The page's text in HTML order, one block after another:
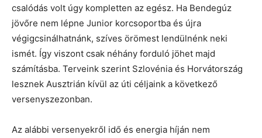
csalódás volt úgy kompletten az egész. Ha Bendegúz
jövőre nem lépne Junior korcsoportba és újra
végigcsinálhatnánk, szíves örömest lendülnénk neki
ismét. Így viszont csak néhány forduló jöhet majd
számításba. Terveink szerint Szlovénia és Horvátország
lesznek Ausztrián kívül az úti céljaink a következő
versenyszezonban.
Az alábbi versenyekről idő és energia híján nem